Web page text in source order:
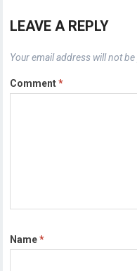
LEAVE A REPLY
Your email address will not be
Comment*
Name*